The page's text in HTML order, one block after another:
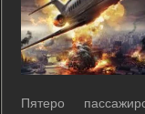
Пятеро